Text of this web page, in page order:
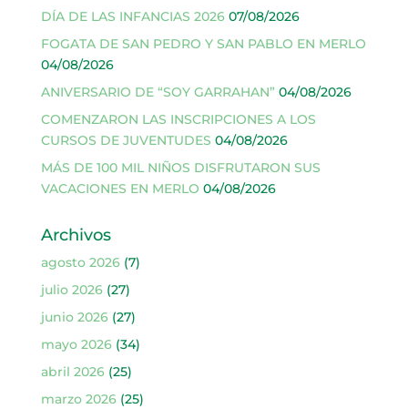
DÍA DE LAS INFANCIAS 2026 07/08/2026
FOGATA DE SAN PEDRO Y SAN PABLO EN MERLO
04/08/2026
ANIVERSARIO DE “SOY GARRAHAN” 04/08/2026
COMENZARON LAS INSCRIPCIONES A LOS
CURSOS DE JUVENTUDES 04/08/2026
MÁS DE 100 MIL NIÑOS DISFRUTARON SUS
VACACIONES EN MERLO 04/08/2026
Archivos
agosto 2026(7)
julio 2026(27)
junio 2026(27)
mayo 2026(34)
abril 2026(25)
marzo 2026(25)